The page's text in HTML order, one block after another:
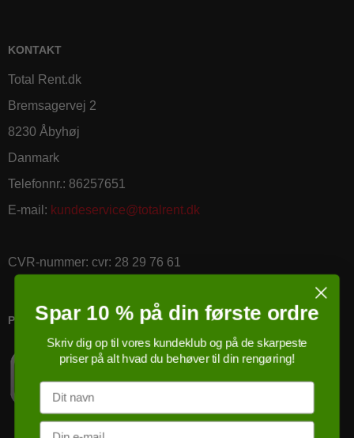
KONTAKT
Total Rent.dk
Bremsagervej 2
8230 Åbyhøj
Danmark
Telefonnr.: 86257651
E-mail : kundeservice@totalrent.dk
CVR-nummer: cvr: 28 29 76 61
PRICERUNNER KØBSGARANTI
Spar 10 % på din første ordre
Skriv dig op til vores kundeklub og på de skarpeste
priser på alt hvad du behøver til din rengøring!
Navn
Email